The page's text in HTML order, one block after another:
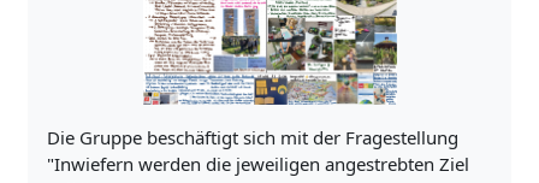
Die Gruppe beschäftigt sich mit der Fragestellung
"Inwiefern werden die jeweiligen angestrebten Ziel